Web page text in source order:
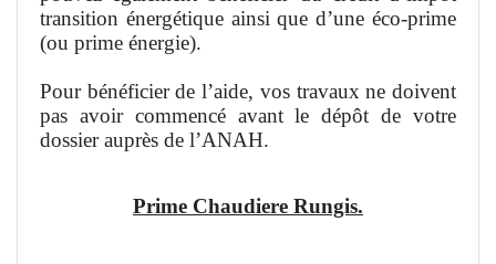
transition énergétique ainsi que d’une éco-prime
(ou prime énergie).
Pour bénéficier de l’aide, vos travaux ne doivent
pas avoir commencé avant le dépôt de votre
dossier auprès de l’ANAH.
Prime Chaudiere Rungis.